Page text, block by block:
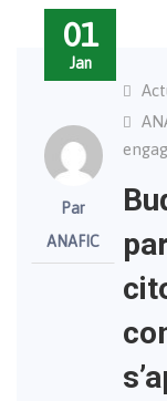
01
Jan
Par
ANAFIC